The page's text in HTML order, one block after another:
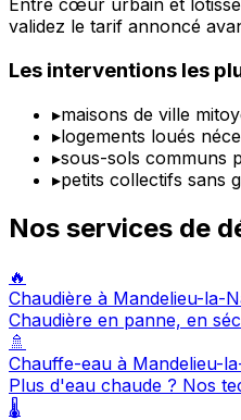
Entre cœur urbain et
validez le tarif annoncé
Les interventions les
▸maisons de ville
▸logements loués
▸sous-sols communs
▸petits collectifs sans
Nos services de
🔥
Chaudière à Mandelieu-la-
Chaudière en panne, en
🚿
Chauffe-eau à Mandelieu-
Plus d'eau chaude ? Nos
🌡️